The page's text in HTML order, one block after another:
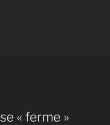
« ferme »